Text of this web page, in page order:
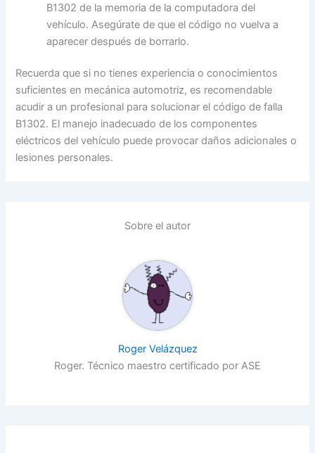
B1302 de la memoria de la computadora del
vehículo. Asegúrate de que el código no vuelva a
aparecer después de borrarlo.
Recuerda que si no tienes experiencia o conocimientos
suficientes en mecánica automotriz, es recomendable
acudir a un profesional para solucionar el código de falla
B1302. El manejo inadecuado de los componentes
eléctricos del vehículo puede provocar daños adicionales o
lesiones personales.
Sobre el autor
Roger Velázquez
Roger. Técnico maestro certificado por ASE